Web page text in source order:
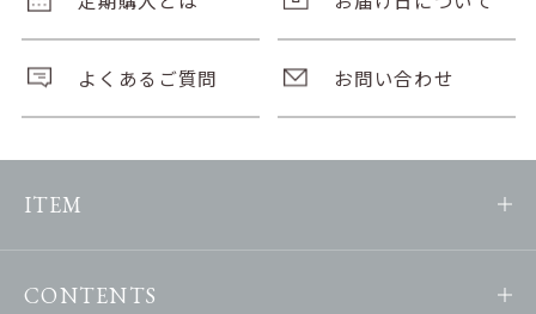
よくあるご質問 お問い合わせ
ITEM
CONTENTS